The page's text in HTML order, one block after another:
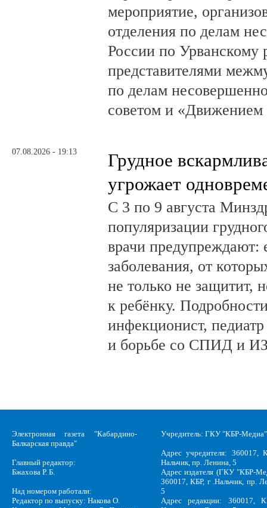
мероприятие,
отделения по делам
России по Урванскому
представителями
по делам
советом и
07.08.2026 - 19:13
Грудное
угрожает
С 3 по 9 августа
популяризации
врачи предупреждают:
заболевания, от
не только не защитит,
к ребёнку.
инфекционист,
и борьбе со СПИД и
Электронная газета "Кабардино-
Балкарская правда"
Главный редактор:
Бжахова Р. Б.
Над номером работали:
Редактор по выпуску: Накова О.
Учредитель: ГКУ "КБР-Медиа"
Адрес учредителя: 360017,
Нальчик, пр. Ленина, 5
Адрес издателя (ГКУ "КБР-
360017, КБР, г .Нальчик, пр.
5
Адрес редакции: 360017,